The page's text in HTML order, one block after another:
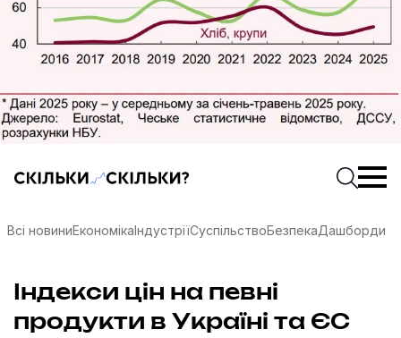
Скільки-скільки? — Медіа про суспільні даніПочати
Всі новиниЕкономікаІндустріїСуспільствоБезпекаДашборди
Індекси цін на певні
продукти в Україні та ЄС